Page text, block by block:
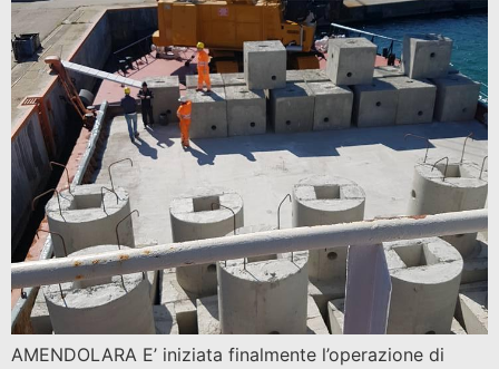
AMENDOLARA E’ iniziata finalmente l’operazione di